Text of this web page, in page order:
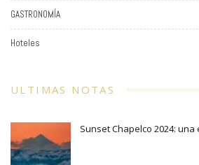
GASTRONOMÍA
Hoteles
ULTIMAS NOTAS
Sunset Chapelco 2024: